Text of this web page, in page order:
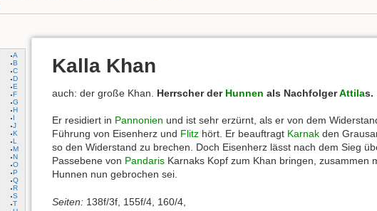
A
B
C
D
E
F
G
H
I
J
K
L
M
N
O
P
Q
R
S
T
Kalla Khan
auch: der große Khan. Herrscher der Hunnen als NachfolgerAttilas.
Er residiert in Pannonien und ist sehr erzürnt, als er von dem
Führung von Eisenherz und Flitz hört. Er beauftragt Karnak den
so den Widerstand zu brechen. Doch Eisenherz lässt nach dem Sieg
Passebene von Pandaris Karnaks Kopf zum Khan bringen, zusammen
Hunnen nun gebrochen sei.
Seiten: 138f/3f, 155f/4, 160/4,